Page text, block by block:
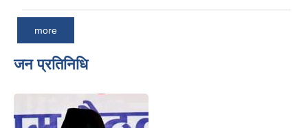
more
जन प्रतिनिधि